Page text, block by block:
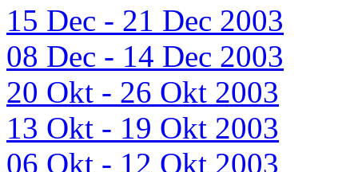
15 Dec - 21 Dec 2003
08 Dec - 14 Dec 2003
20 Okt - 26 Okt 2003
13 Okt - 19 Okt 2003
06 Okt - 12 Okt 2003